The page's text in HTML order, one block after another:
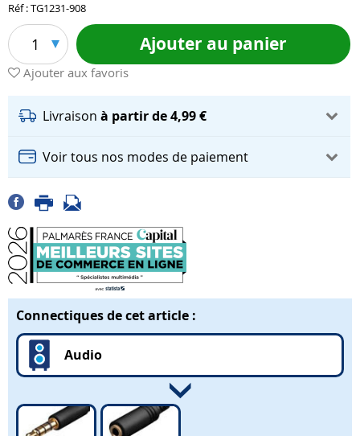
Réf : TG1231-908
1 Ajouter au panier
Ajouter aux favoris
Livraison à partir de 4,99 €
Voir tous nos modes de paiement
Connectiques de cet article :
Audio